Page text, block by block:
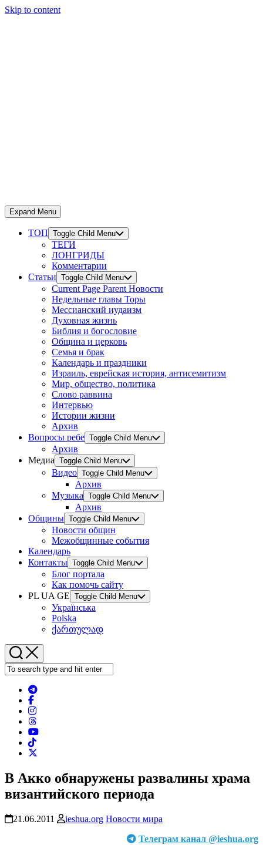
Skip to content
Expand Menu
ТОП Toggle Child Menu
ТЕГИ
ЛОНГРИДЫ
Комментарии
Статьи Toggle Child Menu
Current Page Parent Новости
Недельные главы Торы
Мессианский иудаизм
Духовная жизнь
Библия и богословие
Община и церковь
Семья и брак
Календарь и праздники
Израиль, еврейская история, антисемитизм
Мир, общество, политика
Слово раввина
Интервью
Истории жизни
Архив
Вопросы ребе Toggle Child Menu
Архив
Медиа Toggle Child Menu
Видео Toggle Child Menu
Архив
Музыка Toggle Child Menu
Архив
Общины Toggle Child Menu
Новости общин
Межобщинные события
Календарь
Контакты Toggle Child Menu
Блог портала
Как помочь сайту
PL UA GE Toggle Child Menu
Українська
Polska
ქართულად
В Акко обнаружены развалины храма
византийского периода
21.06.2011 ieshua.org Новости мира
Телеграм канал @ieshua.org